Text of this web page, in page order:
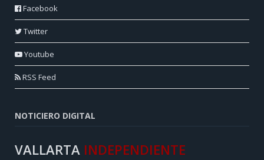
Facebook
Twitter
Youtube
RSS Feed
NOTICIERO DIGITAL
VALLARTA INDEPENDIENTE